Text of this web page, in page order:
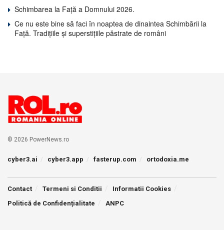
Schimbarea la Față a Domnului 2026.
Ce nu este bine să faci în noaptea de dinaintea Schimbării la
Față. Tradițiile și superstițiile păstrate de români
© 2026 PowerNews.ro
cyber3.ai cyber3.app fasterup.com ortodoxia.me
Contact Termeni si Conditii
Informatii Cookies
Politică de Confidențialitate
ANPC